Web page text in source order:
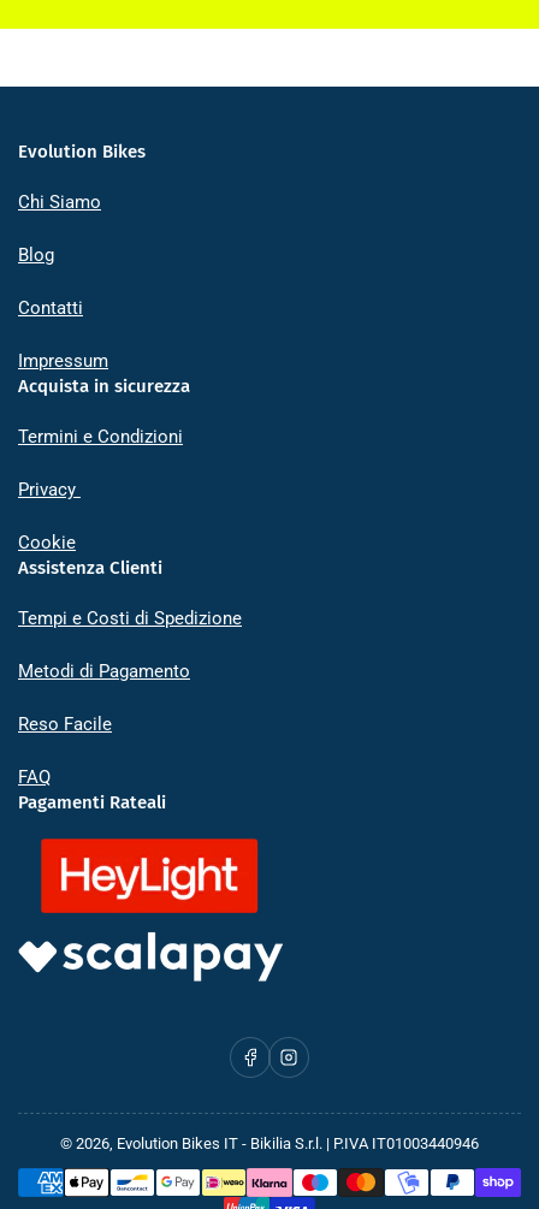
Evolution Bikes
Chi Siamo
Blog
Contatti
Impressum
Acquista in sicurezza
Termini e Condizioni
Privacy
Cookie
Assistenza Clienti
Tempi e Costi di Spedizione
Metodi di Pagamento
Reso Facile
FAQ
Pagamenti Rateali
FacebookInstagram
© 2026, Evolution Bikes IT - Bikilia S.r.l. | P.IVA IT01003440946
Metodi
di